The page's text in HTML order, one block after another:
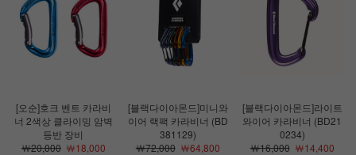
[오순]호크 벤트 카라비
너 2색상 클라이밍 암벽
등반 장비
￦20,000￦18,000
[블랙다이아몬드]미니와
이어 랙팩 카라비너 (BD
381129)
￦72,000￦64,800
[블랙다이아몬드]라이트
와이어 카라비너 (BD21
0234)
￦16,000￦14,400